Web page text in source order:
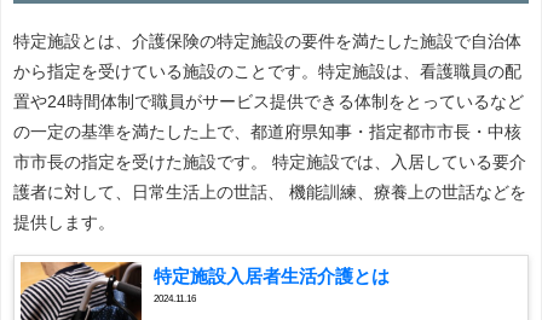
特定施設とは、介護保険の特定施設の要件を満たした施設で自治体
から指定を受けている施設のことです。特定施設は、看護職員の配
置や24時間体制で職員がサービス提供できる体制をとっているなど
の一定の基準を満たした上で、都道府県知事・指定都市市長・中核
市市長の指定を受けた施設です。 特定施設では、入居している要介
護者に対して、日常生活上の世話、 機能訓練、療養上の世話などを
提供します。
特定施設入居者生活介護とは
2024.11.16